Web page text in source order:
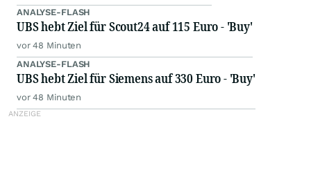
ANALYSE-FLASH
UBS hebt Ziel für Scout24 auf 115 Euro - 'Buy'
vor 48 Minuten
ANALYSE-FLASH
UBS hebt Ziel für Siemens auf 330 Euro - 'Buy'
vor 48 Minuten